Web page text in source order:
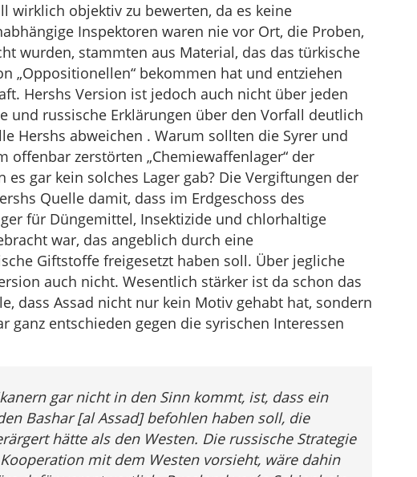
wirklich objektiv zu bewerten, da es keine
Inspektoren waren nie vor Ort, die Proben,
wurden, stammten aus Material, das das türkische
„Oppositionellen“ bekommen hat und entziehen
Hershs Version ist jedoch auch nicht über jeden
und russische Erklärungen über den Vorfall deutlich
Hershs abweichen . Warum sollten die Syrer und
offenbar zerstörten „Chemiewaffenlager“ der
gar kein solches Lager gab? Die Vergiftungen der
Quelle damit, dass im Erdgeschoss des
für Düngemittel, Insektizide und chlorhaltige
war, das angeblich durch eine
Giftstoffe freigesetzt haben soll. Über jegliche
auch nicht. Wesentlich stärker ist da schon das
dass Assad nicht nur kein Motiv gehabt hat, sondern
ganz entschieden gegen die syrischen Interessen
gar nicht in den Sinn kommt, ist, dass ein
Bashar [al Assad] befohlen haben soll, die
hätte als den Westen. Die russische Strategie
mit dem Westen vorsieht, wäre dahin